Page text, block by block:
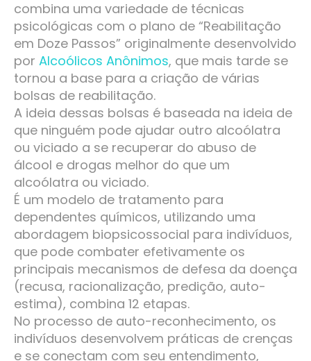
combina uma variedade de técnicas
psicológicas com o plano de “Reabilitação
em Doze Passos” originalmente desenvolvido
por Alcoólicos Anônimos, que mais tarde se
tornou a base para a criação de várias
bolsas de reabilitação.
A ideia dessas bolsas é baseada na ideia de
que ninguém pode ajudar outro alcoólatra
ou viciado a se recuperar do abuso de
álcool e drogas melhor do que um
alcoólatra ou viciado.
É um modelo de tratamento para
dependentes químicos, utilizando uma
abordagem biopsicossocial para indivíduos,
que pode combater efetivamente os
principais mecanismos de defesa da doença
(recusa, racionalização, predição, auto-
estima), combina 12 etapas.
No processo de auto-reconhecimento, os
indivíduos desenvolvem práticas de crenças
e se conectam com seu entendimento,